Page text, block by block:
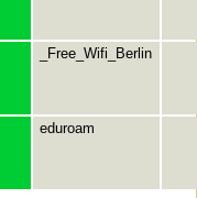
_Free_Wifi_Berlin
eduroam